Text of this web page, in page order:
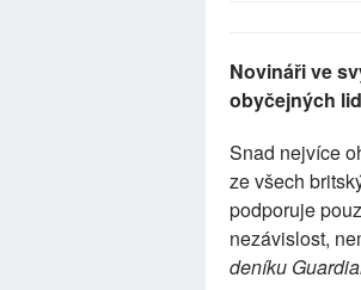
Novináři ve
obyčejných
Snad nejvíce
ze všech
podporuje
nezávislost,
deníku